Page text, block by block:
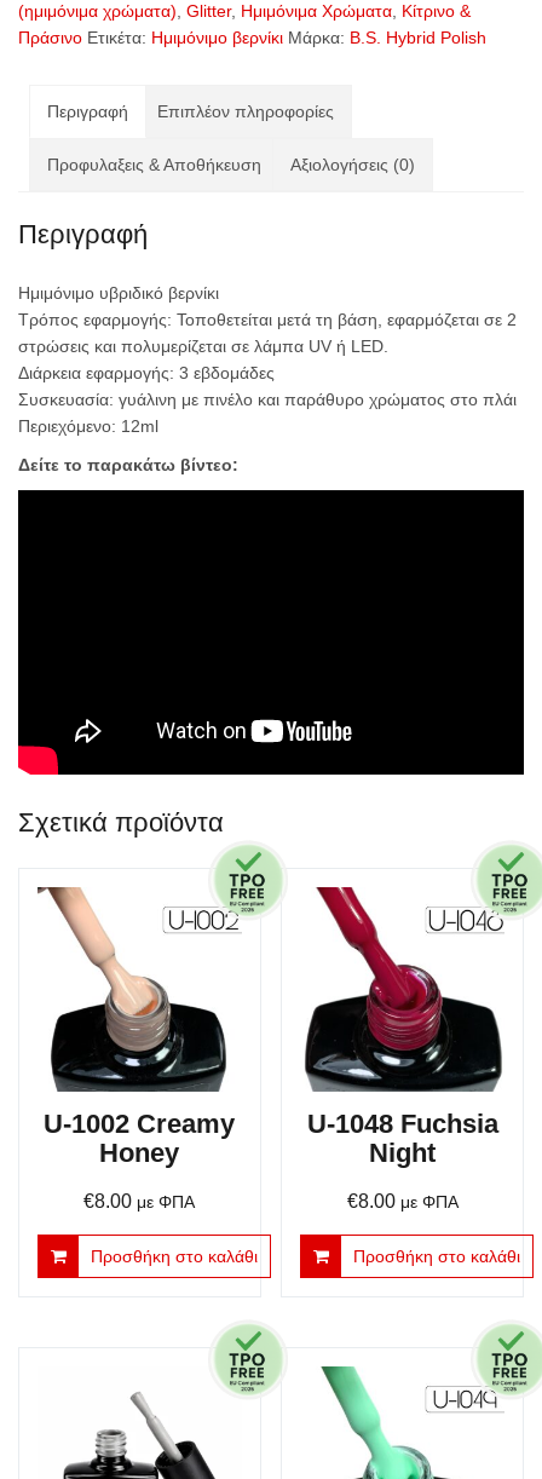
(ημιμόνιμα χρώματα) Glitter, Ημιμόνιμα Χρώματα Κίτρινο &
Πράσινο Ετικέτα: Ημιμόνιμο βερνίκι Μάρκα: B.S. Hybrid Polish
Περιγραφή Επιπλέον πληροφορίες
Προφυλαξεις & Αποθήκευση Αξιολογήσεις (0)
Περιγραφή
Ημιμόνιμο υβριδικό βερνίκι
Τρόπος εφαρμογής: Τοποθετείται μετά τη βάση, εφαρμόζεται σε 2
στρώσεις και πολυμερίζεται σε λάμπα UV ή LED.
Διάρκεια εφαρμογής: 3 εβδομάδες
Συσκευασία: γυάλινη με πινέλο και παράθυρο χρώματος στο πλάι
Περιεχόμενο: 12ml
Δείτε το παρακάτω βίντεο:
Σχετικά προϊόντα
U-1002 Creamy
Honey
€8.00 με ΦΠΑ
Προσθήκη στο καλάθι
U-1048 Fuchsia
Night
€8.00 με ΦΠΑ
Προσθήκη στο καλάθι